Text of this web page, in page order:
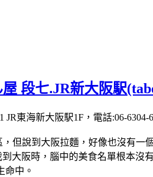
段七.JR新大阪駅
東海新大阪駅1F，電話:06-6304-
但說到大阪拉麵，好像也沒有
大阪時，腦中的美食名單根本
命中。